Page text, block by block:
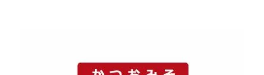
オンラインストア